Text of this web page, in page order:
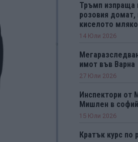
Тръмп изпраща
розовия
киселото мляко
14 Юли 2026
имот във Варна
27 Юли 2026
Инспектори от
Мишлен в
15 Юли 2026
Кратък курс по